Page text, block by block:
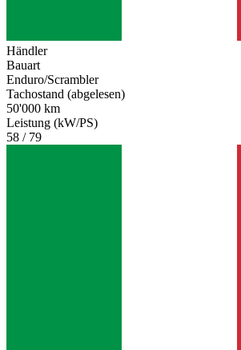
Händler
Bauart
Enduro/Scrambler
Tachostand (abgelesen)
50'000 km
Leistung (kW/PS)
58 / 79